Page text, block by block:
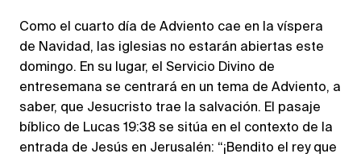
Como el cuarto día de Adviento cae en la víspera
de Navidad, las iglesias no estarán abiertas este
domingo. En su lugar, el Servicio Divino de
entresemana se centrará en un tema de Adviento, a
saber, que Jesucristo trae la salvación. El pasaje
bíblico de Lucas 19:38 se sitúa en el contexto de la
entrada de Jesús en Jerusalén: “¡Bendito el rey que